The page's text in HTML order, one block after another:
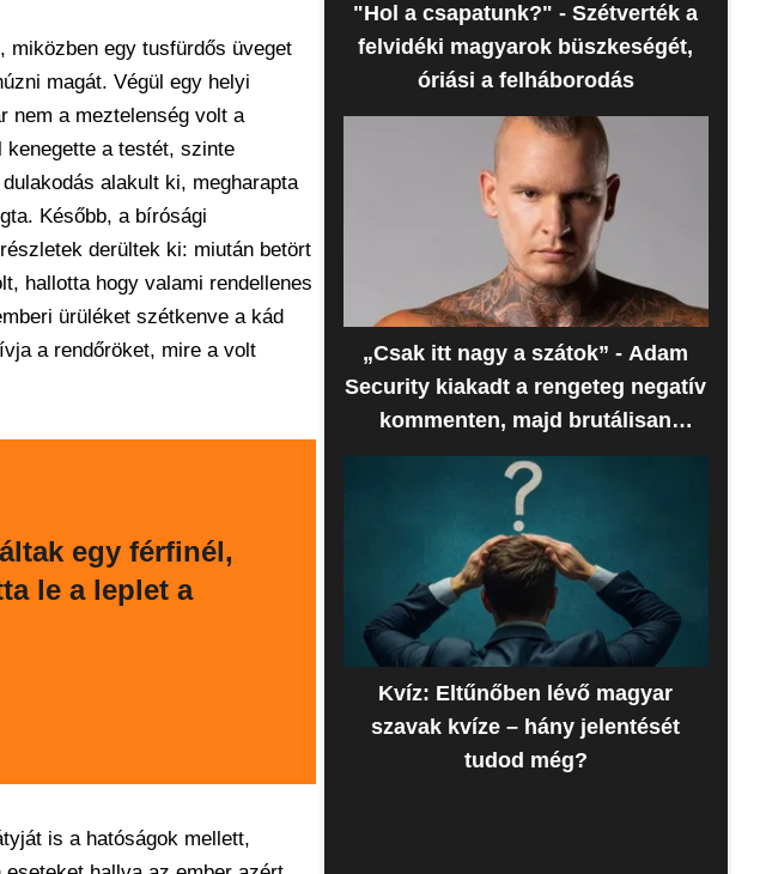
miközben egy tusfürdős üveget
magát. Végül egy helyi
nem a meztelenség volt a
kenegette a testét, szinte
alakult ki, megharapta
Később, a bírósági
derültek ki: miután betört
hallotta hogy valami rendellenes
ürüléket szétkenve a kád
a rendőröket, mire a volt
egy férfinél,
le a leplet a
is a hatóságok mellett,
"Hol a csapatunk?" - Szétverték a
felvidéki magyarok büszkeségét,
óriási a felháborodás
„Csak itt nagy a szátok” - Adam
Security kiakadt a rengeteg negatív
kommenten, majd brutálisan
beszóltak neki
Kvíz: Eltűnőben lévő magyar
szavak kvíze – hány jelentését
tudod még?